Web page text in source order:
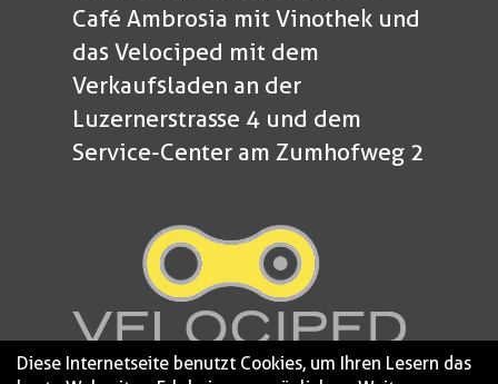
Café Ambrosia mit Vinothek und
das Velociped mit dem
Verkaufsladen an der
Luzernerstrasse 4 und dem
Service-Center am Zumhofweg 2
Diese Internetseite benutzt Cookies, um Ihren Lesern das